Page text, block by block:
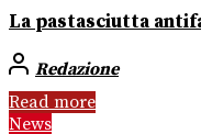
La pastasciutta
Redazione
Read more
News